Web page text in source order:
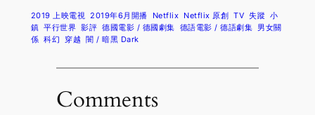
2019 上映電視 2019年6月開播 Netflix Netflix 原創 TV 失蹤 小
鎮 平行世界 影評 德國電影 / 德國劇集 德語電影 / 德語劇集 男女關
係 科幻 穿越 闇 / 暗黑 Dark
Comments